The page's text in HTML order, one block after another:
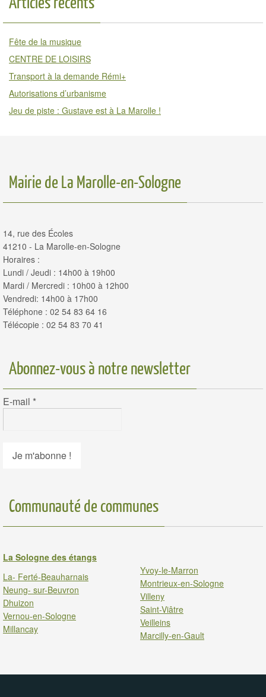
Fête de la musique
CENTRE DE LOISIRS
Transport à la demande Rémi+
Autorisations d’urbanisme
Jeu de piste : Gustave est à La Marolle !
Mairie de La Marolle-en-Sologne
14, rue des Écoles
41210 - La Marolle-en-Sologne
Horaires :
Lundi / Jeudi : 14h00 à 19h00
Mardi / Mercredi : 10h00 à 12h00
Vendredi: 14h00 à 17h00
Téléphone : 02 54 83 64 16
Télécopie : 02 54 83 70 41
Abonnez-vous à notre newsletter
E-mail *
Communauté de communes
La Sologne des étangs
La- Ferté-Beauharnais
Neung- sur-Beuvron
Dhuizon
Vernou-en-Sologne
Millancay
Yvoy-le-Marron
Montrieux-en-Sologne
Villeny
Saint-Viâtre
Veilleins
Marcilly-en-Gault